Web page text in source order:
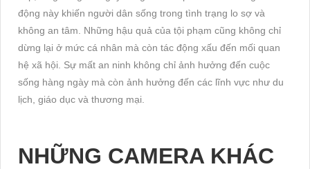
động này khiến người dân sống trong tình trạng lo sợ và
không an tâm. Những hậu quả của tội phạm cũng không chỉ
dừng lại ở mức cá nhân mà còn tác động xấu đến mối quan
hệ xã hội. Sự mất an ninh không chỉ ảnh hưởng đến cuộc
sống hàng ngày mà còn ảnh hưởng đến các lĩnh vực như du
lịch, giáo dục và thương mại.
NHỮNG CAMERA KHÁC